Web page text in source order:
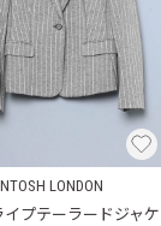
LONDON
イプテーラードジャケ